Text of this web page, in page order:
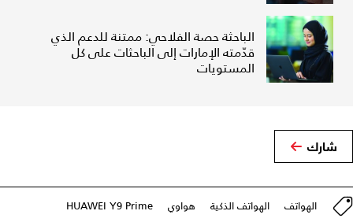
الباحثة حصة الفلاحي: ممتنة للدعم الذي
قدّمته الإمارات إلى الباحثات على كل
المستويات
شارك
الهواتف الهواتف الذكية هواوي HUAWEI Y9 Prime